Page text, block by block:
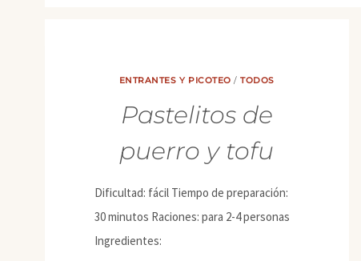
ENTRANTES Y PICOTEO /TODOS
Pastelitos de
puerro y tofu
Dificultad: fácil Tiempo de preparación:
30 minutos Raciones: para 2-4 personas
Ingredientes: